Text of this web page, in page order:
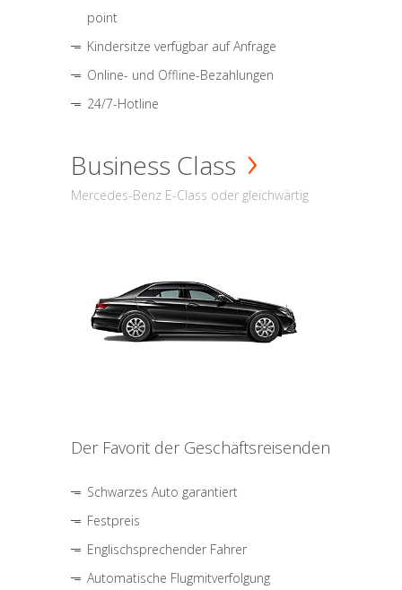
point
Kindersitze verfügbar auf Anfrage
Online- und Offline-Bezahlungen
24/7-Hotline
Business Class
Mercedes-Benz E-Class oder gleichwärtig
Der Favorit der Geschäftsreisenden
Schwarzes Auto garantiert
Festpreis
Englischsprechender Fahrer
Automatische Flugmitverfolgung